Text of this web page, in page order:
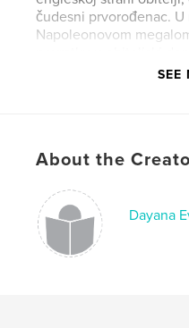
čudesni prvorođenac.
Napoleonovom
za malo mira, tišine i
ostavljala bez daha, a
posijala nepoželjne
potapanjem. Ona je u
brodolom. Pitanje je:
osobe preživjeti
SEE
About the
Dayana